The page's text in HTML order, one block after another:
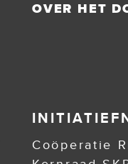
OVER HET
Coöperatie